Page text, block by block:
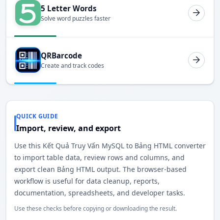
5 Letter Words
Solve word puzzles faster
QRBarcode
Create and track codes
QUICK GUIDE
Import, review, and export
Use this Kết Quả Truy Vấn MySQL to Bảng HTML converter
to import table data, review rows and columns, and
export clean Bảng HTML output. The browser-based
workflow is useful for data cleanup, reports,
documentation, spreadsheets, and developer tasks.
Use these checks before copying or downloading the result.